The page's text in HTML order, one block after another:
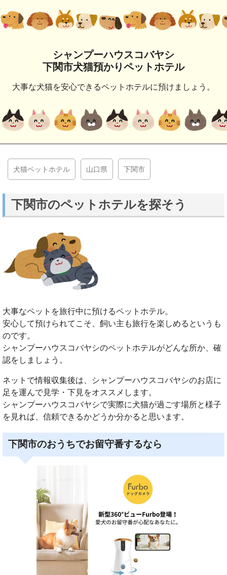
シャンプーハウスコバヤシ
下関市犬猫預かりペットホテル
大事な犬猫を安心できるペットホテルに預けましょう。
犬猫ペットホテル 山口県 下関市
下関市のペットホテルを探そう
大事なペットを旅行中に預けるペットホテル。
安心して預けられてこそ、飼い主も旅行を楽しめるというも
のです。
シャンプーハウスコバヤシのペットホテルがどんな所か、確
認をしましょう。
ネットで情報収集後は、シャンプーハウスコバヤシのお店に
足を運んで見学・下見をオススメします。
シャンプーハウスコバヤシで実際に犬猫が過ごす場所と様子
を見れば、信頼できるかどうか分かると思います。
下関市のおうちでお留守番するなら